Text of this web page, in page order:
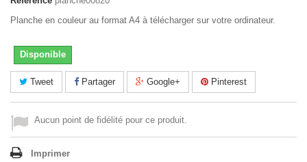
Planche en couleur au format A4 à télécharger sur votre ordinateur.
Disponible
Tweet Partager Google+ Pinterest
Aucun point de fidélité pour ce produit.
Imprimer